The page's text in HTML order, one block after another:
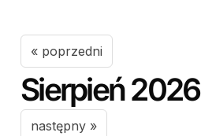
« poprzedni
Sierpień 2026
następny »